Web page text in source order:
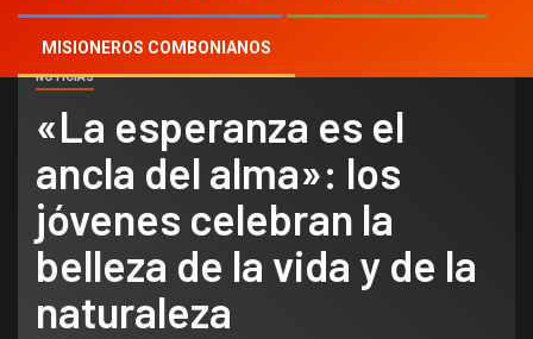
MISIONEROS COMBONIANOS
NOTICIAS
«La esperanza es el
ancla del alma»: los
jóvenes celebran la
belleza de la vida y de la
naturaleza